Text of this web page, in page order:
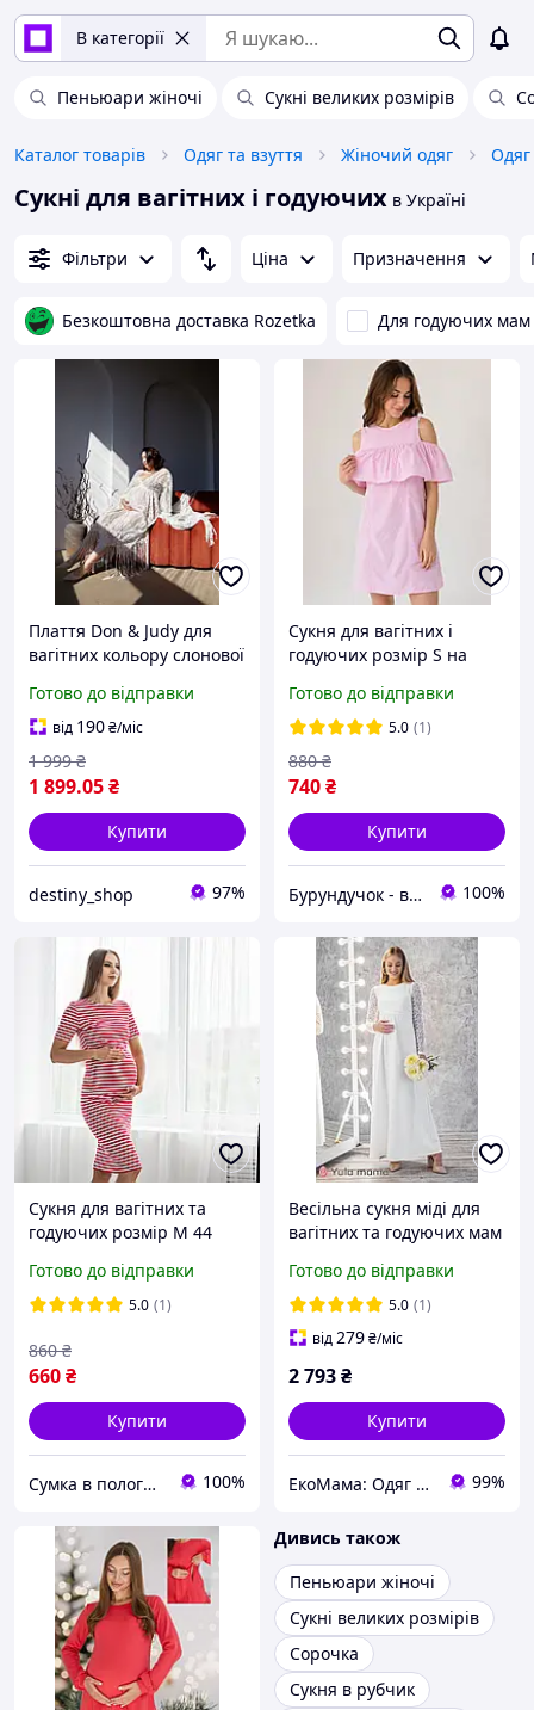
В категорії
Пеньюари жіночі Сукні великих розмірів
Каталог товарів Одяг та взуття Жіночий одяг
Сукні для вагітних і годуючих в Україні
Фільтри Ціна Призначення
Безкоштовна доставка Rozetka Для годуючих мам
Плаття Don & Judy для
вагітних кольору слонової
Готово до відправки
від 190₴/міс
1 899.05₴
1 999 ₴
Купити
destiny_shop 97%
Сукня для вагітних і
годуючих розмір S на
Готово до відправки
5.0 (1)
740₴
880 ₴
Купити
Бурундучок - вигідно для матусь та малюків 100%
Сукня для вагітних та
годуючих розмір М 44
Готово до відправки
5.0 (1)
660₴
860 ₴
Купити
Сумка в пологовий - швидка відправка, кращий сервіс. Для матусь та малюків 100%
Весільна сукня міді для
вагітних та годуючих мам
Юла Мама Білий
Готово до відправки
5.0 (1)
від279₴/міс
2 793₴
Купити
ЕкоМама: Одяг для вагітних, білизна для годування, сумка у пологовий, одяг для новонароджених 99%
Дивись також
Пеньюари жіночі
Сукні великих розмірів
Сорочка
Сукня в рубчик